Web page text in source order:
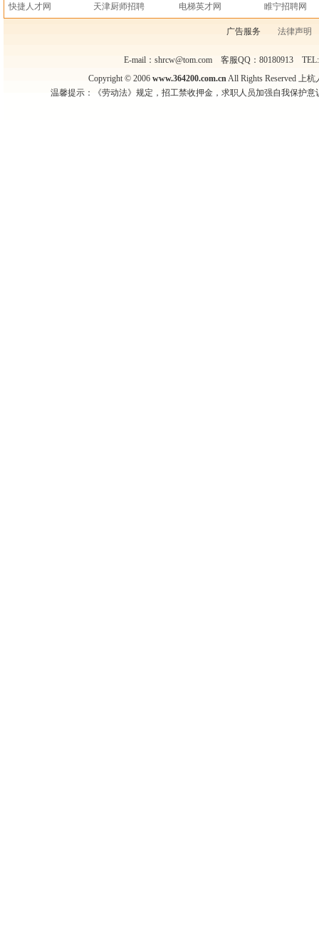
快捷人才网 天津厨师招聘 电梯英才网 睢宁招聘网
广告服务 法律声明
E-mail：shrcw@tom.com 客服QQ：80180913
Copyright © 2006 www.364200.com.cnAll Rights Reserved
温馨提示：《劳动法》规定，招工禁收押金，求职人员加强自我保护